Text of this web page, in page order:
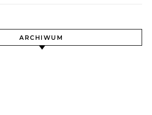
ARCHIWUM